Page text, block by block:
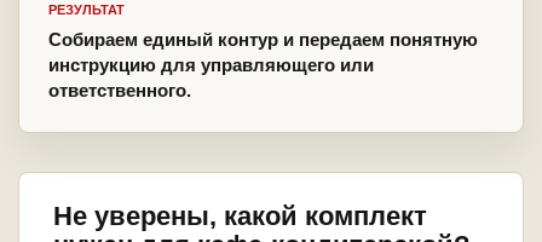
РЕЗУЛЬТАТ
Собираем единый контур и передаем понятную
инструкцию для управляющего или
ответственного.
Не уверены, какой комплект